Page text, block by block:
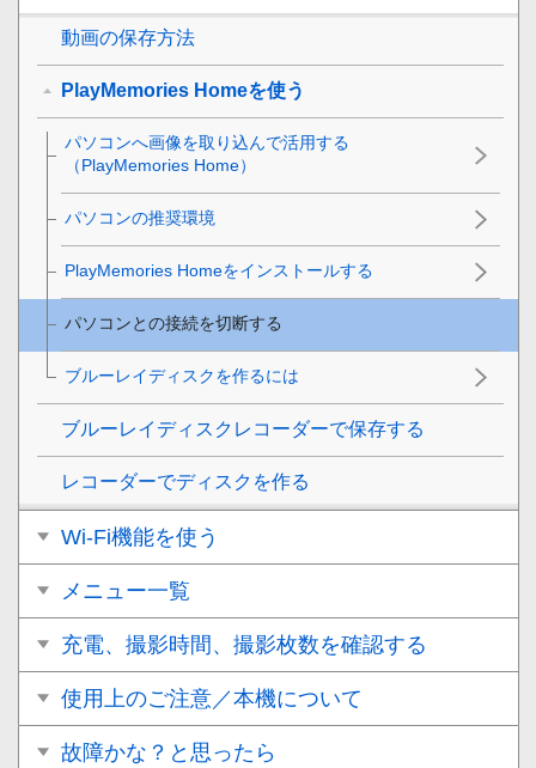
動画の保存方法
PlayMemories Homeを使う
パソコンへ画像を取り込んで活用する
（PlayMemories Home）
パソコンの推奨環境
PlayMemories Homeをインストールする
パソコンとの接続を切断する
ブルーレイディスクを作るには
ブルーレイディスクレコーダーで保存する
レコーダーでディスクを作る
Wi-Fi機能を使う
メニュー一覧
充電、撮影時間、撮影枚数を確認する
使用上のご注意／本機について
故障かな？と思ったら